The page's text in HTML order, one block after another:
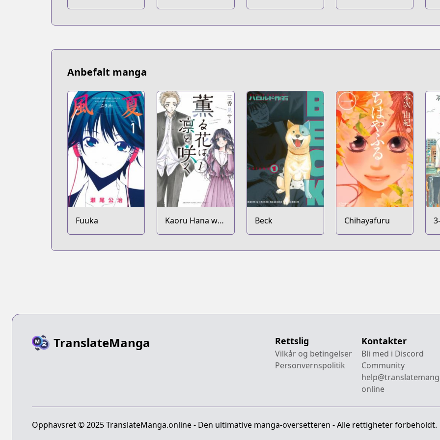
Anbefalt manga
Fuuka
Kaoru Hana wa
Rin to Saku
Beck Chihayafuru
TranslateManga Rettslig
Vilkår og betingelser
Personvernspolitik
Kontakter
Bli med i Discord
Community
online
Opphavsret © 2025 TranslateManga.online - Den ultimative manga-oversetteren - Alle rettigheter forbeholdt.